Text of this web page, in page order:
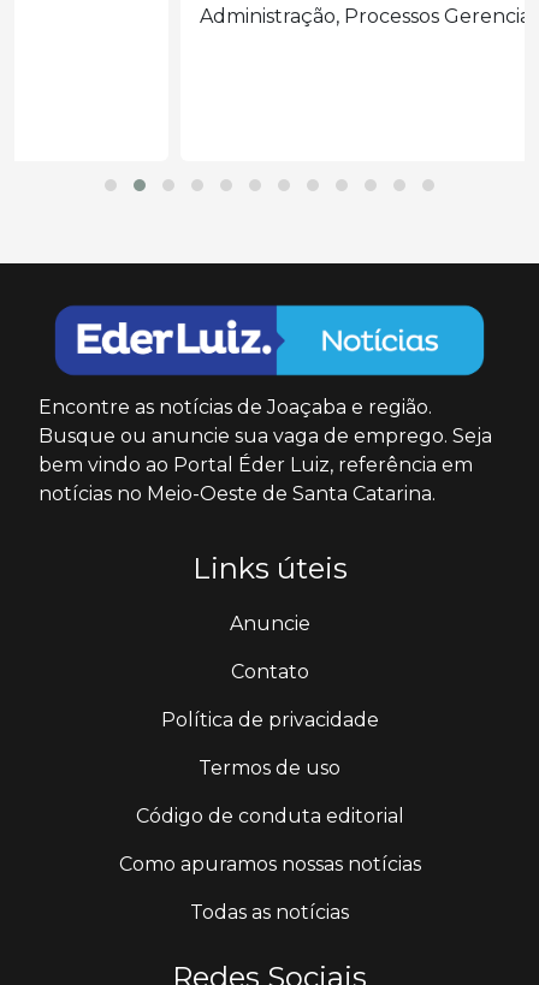
Administração, Processos Gerenciais e áreas...
Encontre as notícias de Joaçaba e região.
Busque ou anuncie sua vaga de emprego. Seja
bem vindo ao Portal Éder Luiz, referência em
notícias no Meio-Oeste de Santa Catarina.
Links úteis
Anuncie
Contato
Política de privacidade
Termos de uso
Código de conduta editorial
Como apuramos nossas notícias
Todas as notícias
Redes Sociais